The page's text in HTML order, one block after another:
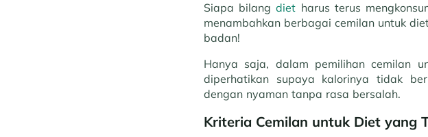
Siapa bilangdiet harus terus
menambahkan berbagai cemilan untuk
badan!
Hanya saja, dalam pemilihan cemilan
diperhatikan supaya kalorinya tidak
dengan nyaman tanpa rasa bersalah.
Kriteria Cemilan untuk Diet yang